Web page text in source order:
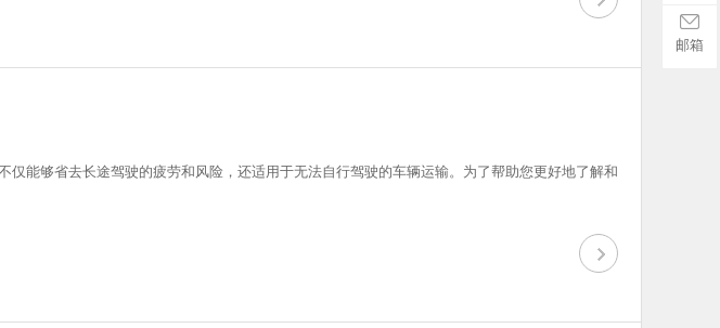
仅能够省去长途驾驶的疲劳和风险，还适用于无法自行驾驶的车辆运输。为了帮助您更好地了解和
邮箱